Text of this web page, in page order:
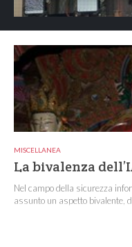
MISCELLANEA
La bivalenza
Nel campo della sicurezza
assunto un aspetto bivalente,